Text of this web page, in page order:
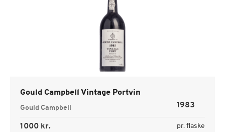
Gould Campbell Vintage Portvin
Gould Campbell 1983
1000 kr. pr. flaske